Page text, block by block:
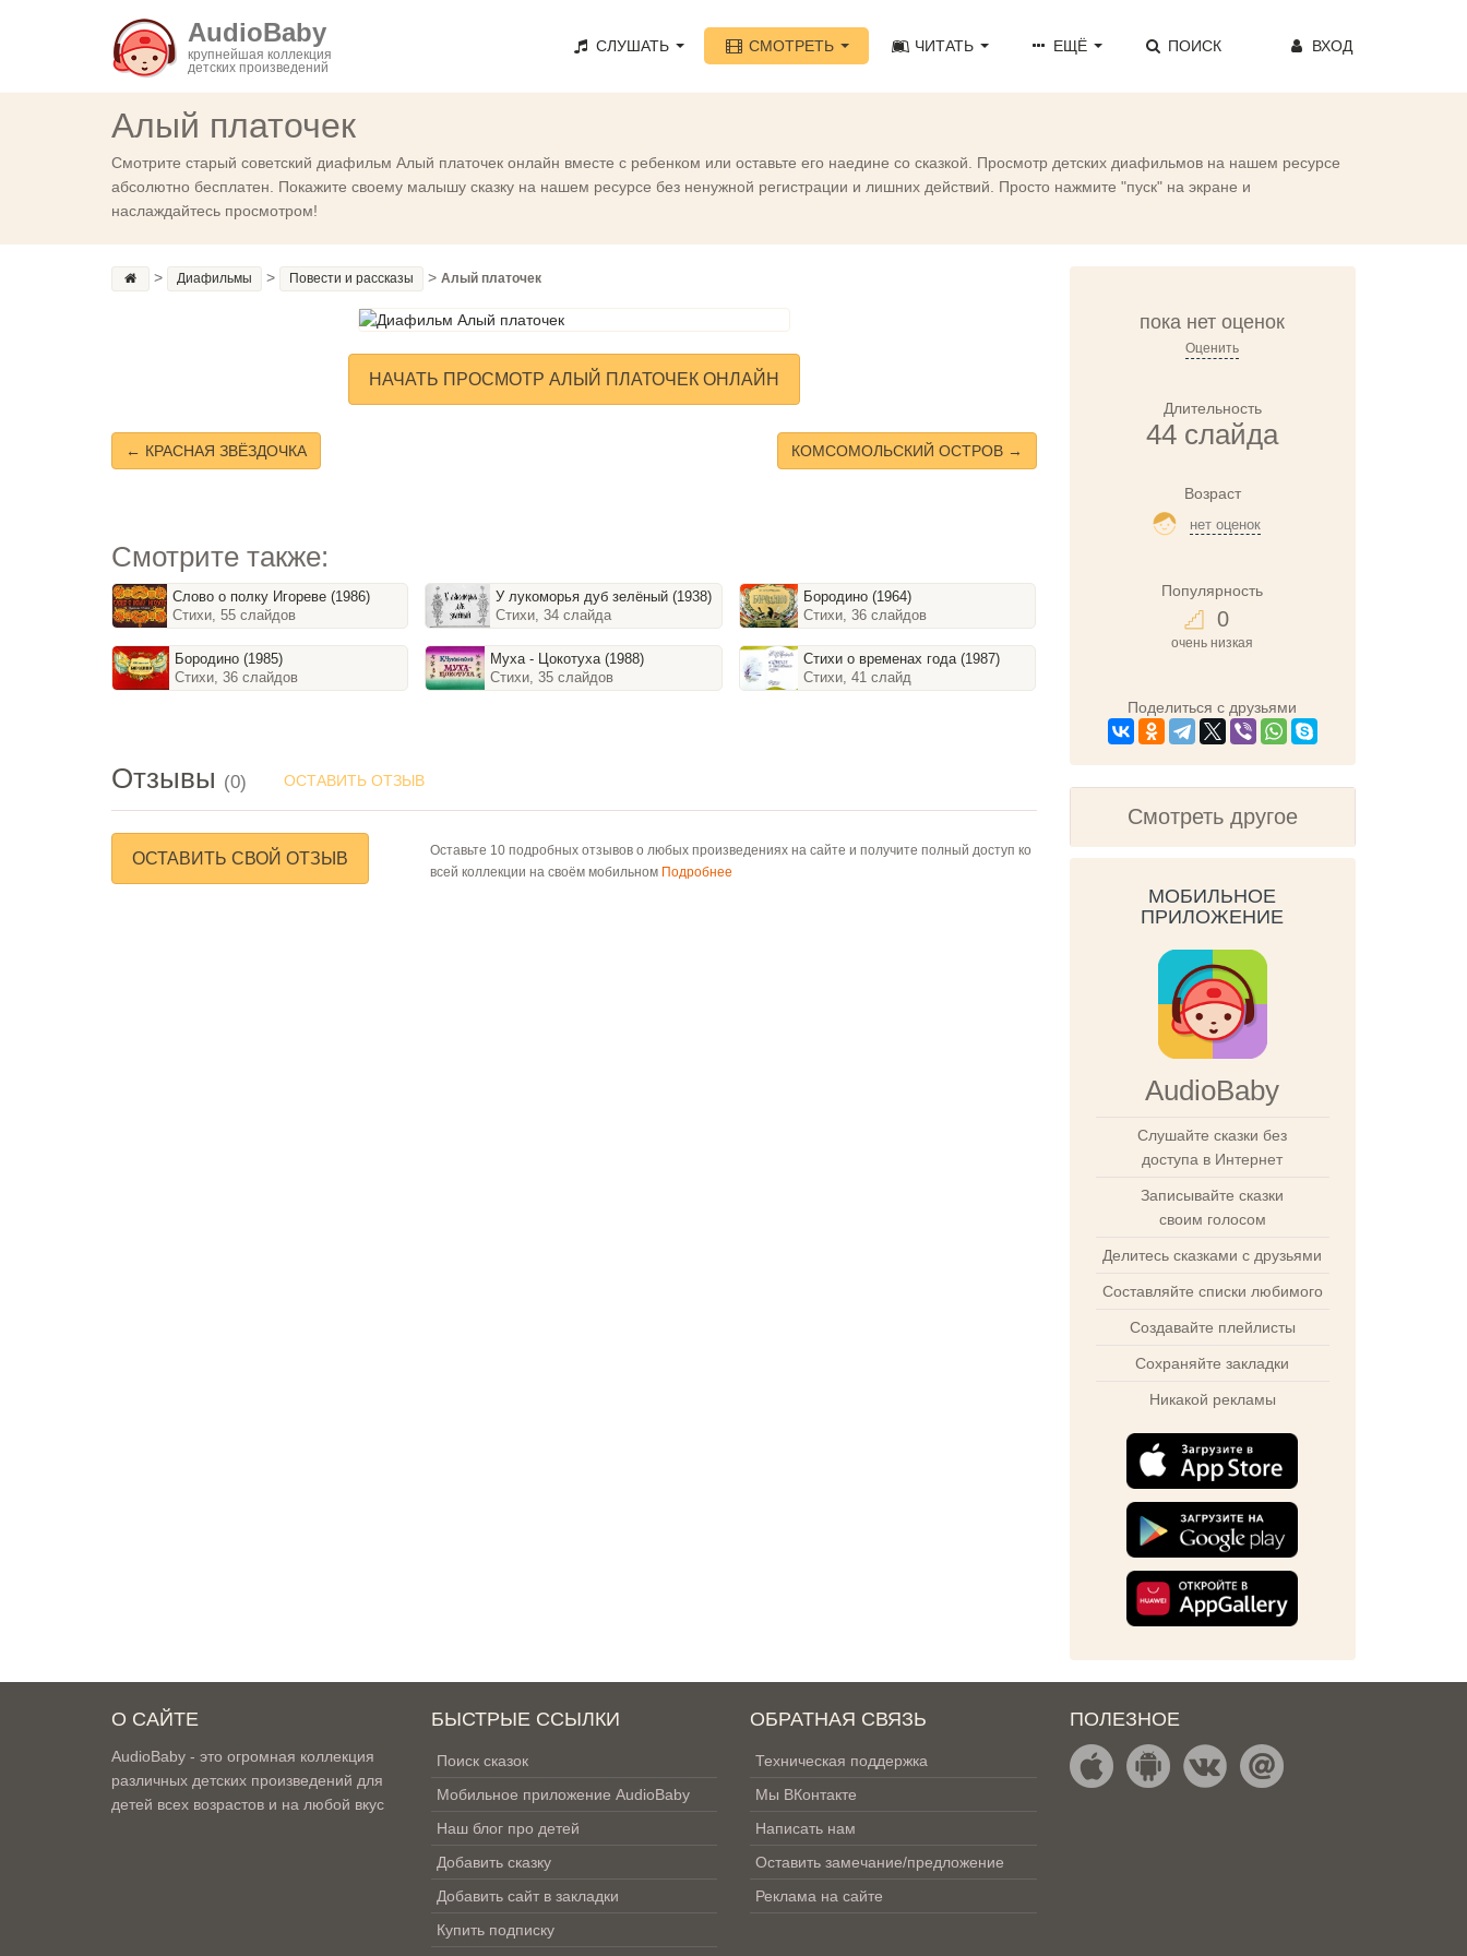
AudioBaby
крупнейшая коллекция
детских произведений
СЛУШАТЬ СМОТРЕТЬ ЧИТАТЬ ЕЩЁ ПОИСК ВХОД
Алый платочек
Смотрите старый советский диафильм Алый платочек онлайн вместе с ребенком или оставьте его наедине со сказкой. Просмотр детских диафильмов на нашем ресурсе
абсолютно бесплатен. Покажите своему малышу сказку на нашем ресурсе без ненужной регистрации и лишних действий. Просто нажмите "пуск" на экране и
наслаждайтесь просмотром!
> Диафильмы > Повести и рассказы > Алый платочек
НАЧАТЬ ПРОСМОТР АЛЫЙ ПЛАТОЧЕК ОНЛАЙН
← КРАСНАЯ ЗВЁЗДОЧКА КОМСОМОЛЬСКИЙ ОСТРОВ →
Смотрите также:
Слово о полку Игореве (1986)
Стихи, 55 слайдов
Бородино (1985)
Стихи, 36 слайдов
У лукоморья дуб зелёный (1938)
Стихи, 34 слайда
Муха - Цокотуха (1988)
Стихи, 35 слайдов
Бородино (1964)
Стихи, 36 слайдов
Стихи о временах года (1987)
Стихи, 41 слайд
Отзывы (0) ОСТАВИТЬ ОТЗЫВ
ОСТАВИТЬ СВОЙ ОТЗЫВ
Оставьте 10 подробных отзывов о любых произведениях на сайте и получите полный доступ ко
всей коллекции на своём мобильном Подробнее
пока нет оценок
Оценить
Длительность
44 слайда
Возраст
нет оценок
Популярность
0
очень низкая
Поделиться с друзьями
Смотреть другое
МОБИЛЬНОЕ
ПРИЛОЖЕНИЕ
AudioBaby
Слушайте сказки без
доступа в Интернет
Записывайте сказки
своим голосом
Делитесь сказками с друзьями
Составляйте списки любимого
Создавайте плейлисты
Сохраняйте закладки
Никакой рекламы
О САЙТЕ
AudioBaby - это огромная коллекция
различных детских произведений для
детей всех возрастов и на любой вкус
БЫСТРЫЕ ССЫЛКИ
Поиск сказок
Мобильное приложение AudioBaby
Наш блог про детей
Добавить сказку
Добавить сайт в закладки
Купить подписку
ОБРАТНАЯ СВЯЗЬ
Техническая поддержка
Мы ВКонтакте
Написать нам
Оставить замечание/предложение
Реклама на сайте
ПОЛЕЗНОЕ